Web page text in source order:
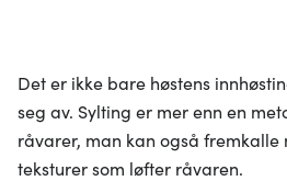
Det er ikke bare høstens
seg av. Sylting er mer enn en
råvarer, man kan også fremkalle
teksturer som løfter råvaren.